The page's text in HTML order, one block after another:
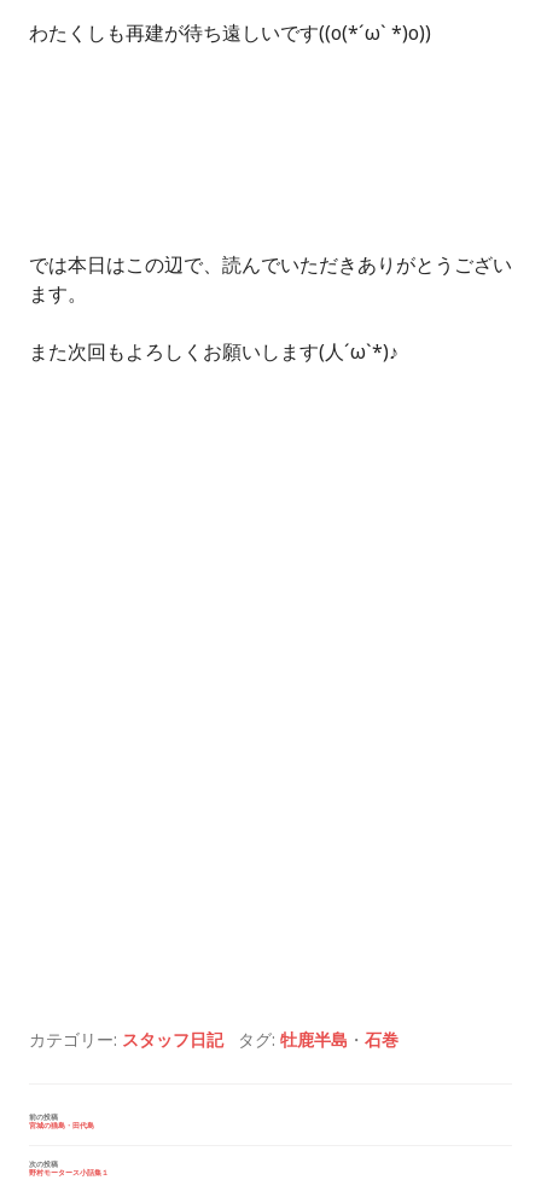
わたくしも再建が待ち遠しいです((o(*´ω` *)o))
では本日はこの辺で、読んでいただきありがとうござい
ます。
また次回もよろしくお願いします(人´ω`*)♪
カテゴリー: スタッフ日記 タグ: 牡鹿半島 ・ 石巻
投
ビ
前の投稿
宮城の猫島・田代島
次の投稿
野村モータース小話集１